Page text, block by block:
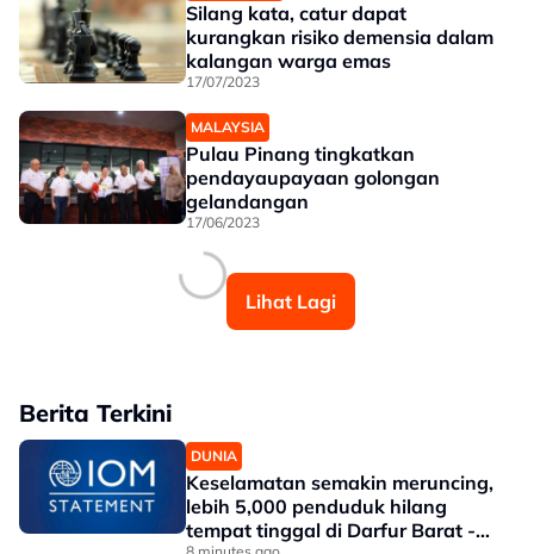
Silang kata, catur dapat
kurangkan risiko demensia dalam
kalangan warga emas
17/07/2023
MALAYSIA
Pulau Pinang tingkatkan
pendayaupayaan golongan
gelandangan
17/06/2023
Lihat Lagi
Berita Terkini
DUNIA
Keselamatan semakin meruncing,
lebih 5,000 penduduk hilang
tempat tinggal di Darfur Barat -